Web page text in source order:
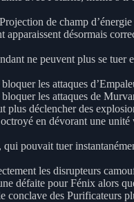
de champ d’énergie
désormais
ne peuvent plus se
les attaques
les attaques de
plus déclencher des
en dévorant une
pouvait tuer
les disrupteurs
défaite pour Fénix alors
des Purificateurs